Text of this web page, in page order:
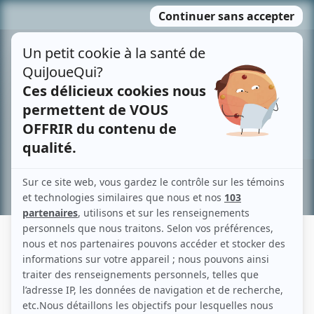
MENU
contenu
Recherche avancée »
PIÈRE SENÉCAL
Liens
Fiche de Pière Senécal sur Showbizz.net